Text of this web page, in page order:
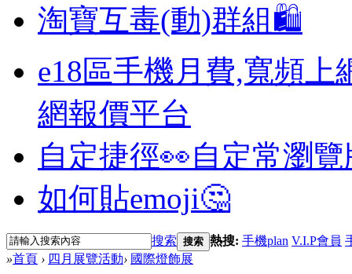
淘寶互毒(動)群組🛍️
e18區手機月費,寬頻上
網報價平台
自定捷徑👀自定常瀏
如何貼emoji🤔
搜索 搜索 熱搜: 手機plan V.I.P會員
»首頁 › 四月展覽活動› 國際燈飾展